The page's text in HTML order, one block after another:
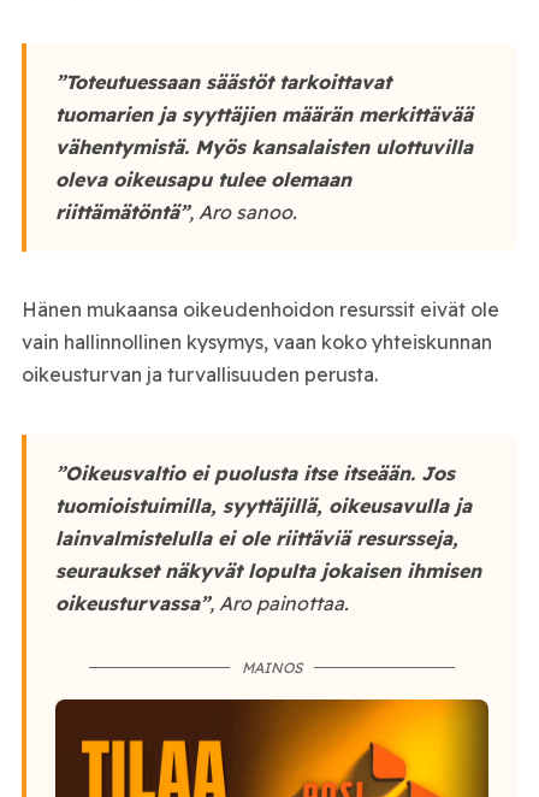
”Toteutuessaan säästöt tarkoittavat
tuomarien ja syyttäjien määrän merkittävää
vähentymistä. Myös kansalaisten ulottuvilla
oleva oikeusapu tulee olemaan
riittämätöntä”, Aro sanoo.
Hänen mukaansa oikeudenhoidon resurssit eivät ole
vain hallinnollinen kysymys, vaan koko yhteiskunnan
oikeusturvan ja turvallisuuden perusta.
”Oikeusvaltio ei puolusta itse itseään. Jos
tuomioistuimilla, syyttäjillä, oikeusavulla ja
lainvalmistelulla ei ole riittäviä resursseja,
seuraukset näkyvät lopulta jokaisen ihmisen
oikeusturvassa”, Aro painottaa.
MAINOS